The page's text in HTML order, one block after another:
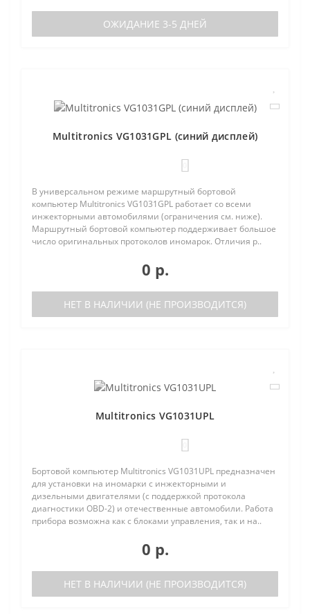
ОЖИДАНИЕ 3-5 ДНЕЙ
Multitronics VG1031GPL (синий дисплей)
В универсальном режиме маршрутный бортовой
компьютер Multitronics VG1031GPL работает со всеми
инжекторными автомобилями (ограничения см. ниже).
Маршрутный бортовой компьютер поддерживает большое
число оригинальных протоколов иномарок. Отличия р..
0 р.
НЕТ В НАЛИЧИИ (НЕ ПРОИЗВОДИТСЯ)
Multitronics VG1031UPL
Бортовой компьютер Multitronics VG1031UPL предназначен
для установки на иномарки с инжекторными и
дизельными двигателями (с поддержкой протокола
диагностики OBD-2) и отечественные автомобили. Работа
прибора возможна как с блоками управления, так и на..
0 р.
НЕТ В НАЛИЧИИ (НЕ ПРОИЗВОДИТСЯ)